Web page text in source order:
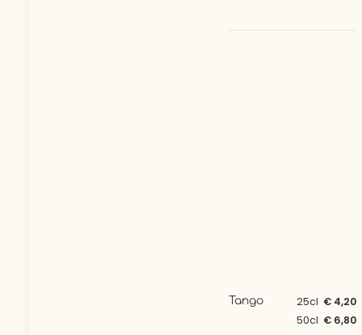
Tango 25cl € 4,20
50cl € 6,80